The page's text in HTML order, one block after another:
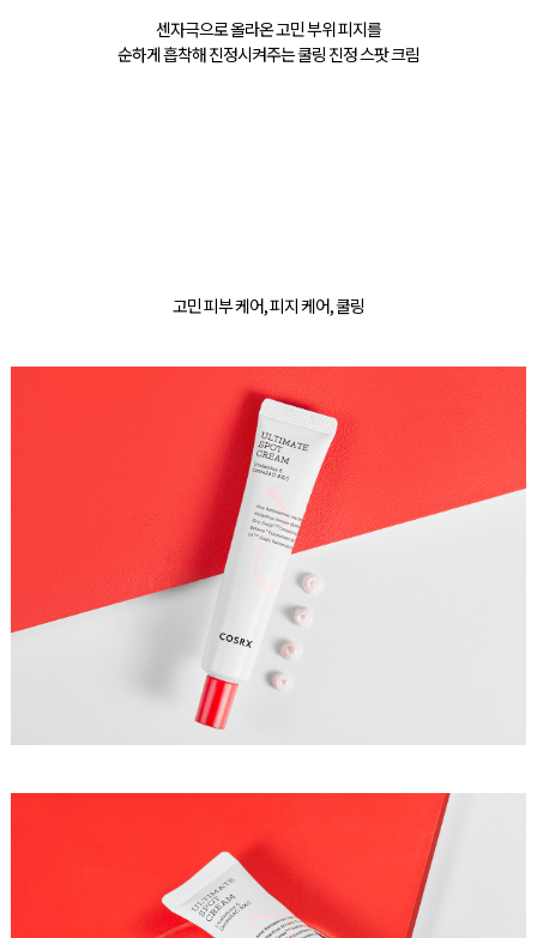
센자극으로 올라온 고민 부위 피지를
순하게 흡착해 진정시켜주는 쿨링 진정 스팟 크림
고민 피부 케어, 피지 케어, 쿨링